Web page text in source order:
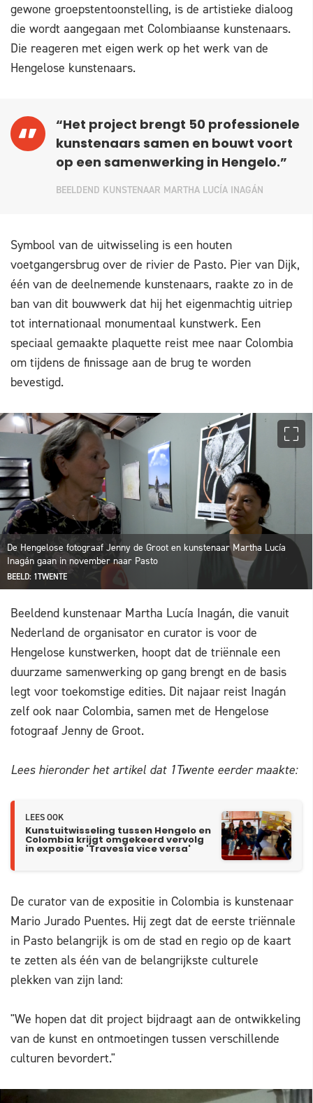
gewone groepstentoonstelling, is de artistieke dialoog
die wordt aangegaan met Colombiaanse kunstenaars.
Die reageren met eigen werk op het werk van de
Hengelose kunstenaars.
“Het project brengt 50 professionele
kunstenaars samen en bouwt voort
op een samenwerking in Hengelo.”
BEELDEND KUNSTENAAR MARTHA LUCÍA INAGÁN
Symbool van de uitwisseling is een houten
voetgangersbrug over de rivier de Pasto. Pier van Dijk,
één van de deelnemende kunstenaars, raakte zo in de
ban van dit bouwwerk dat hij het eigenmachtig uitriep
tot internationaal monumentaal kunstwerk. Een
speciaal gemaakte plaquette reist mee naar Colombia
om tijdens de finissage aan de brug te worden
bevestigd.
De Hengelose fotograaf Jenny de Groot en kunstenaar Martha Lucía
Inagán gaan in november naar Pasto
BEELD: 1TWENTE
Beeldend kunstenaar Martha Lucía Inagán, die vanuit
Nederland de organisator en curator is voor de
Hengelose kunstwerken, hoopt dat de triënnale een
duurzame samenwerking op gang brengt en de basis
legt voor toekomstige edities. Dit najaar reist Inagán
zelf ook naar Colombia, samen met de Hengelose
fotograaf Jenny de Groot.
Lees hieronder het artikel dat 1Twente eerder maakte:
LEES OOK
Kunstuitwisseling tussen Hengelo en
Colombia krijgt omgekeerd vervolg
in expositie 'Travesía vice versa'
De curator van de expositie in Colombia is kunstenaar
Mario Jurado Puentes. Hij zegt dat de eerste triënnale
in Pasto belangrijk is om de stad en regio op de kaart
te zetten als één van de belangrijkste culturele
plekken van zijn land:
"We hopen dat dit project bijdraagt aan de ontwikkeling
van de kunst en ontmoetingen tussen verschillende
culturen bevordert."